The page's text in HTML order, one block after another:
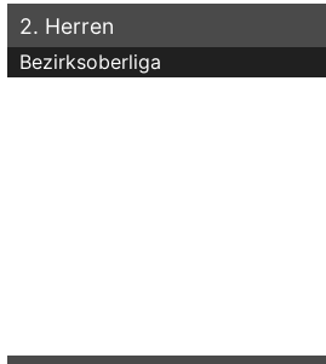
2. Herren
Bezirksoberliga